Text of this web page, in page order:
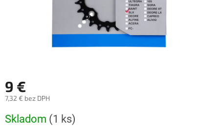
9 €
7,32 € bez DPH
cena:
Skladom (1 ks)